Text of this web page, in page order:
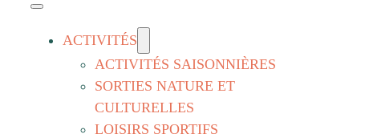
ACTIVITÉS
ACTIVITÉS SAISONNIÈRES
SORTIES NATURE ET
CULTURELLES
LOISIRS SPORTIFS